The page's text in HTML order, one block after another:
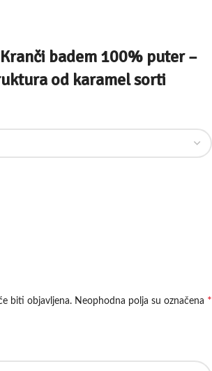
Kranči badem 100% puter –
od karamel sorti
biti objavljena. Neophodna polja su označena *